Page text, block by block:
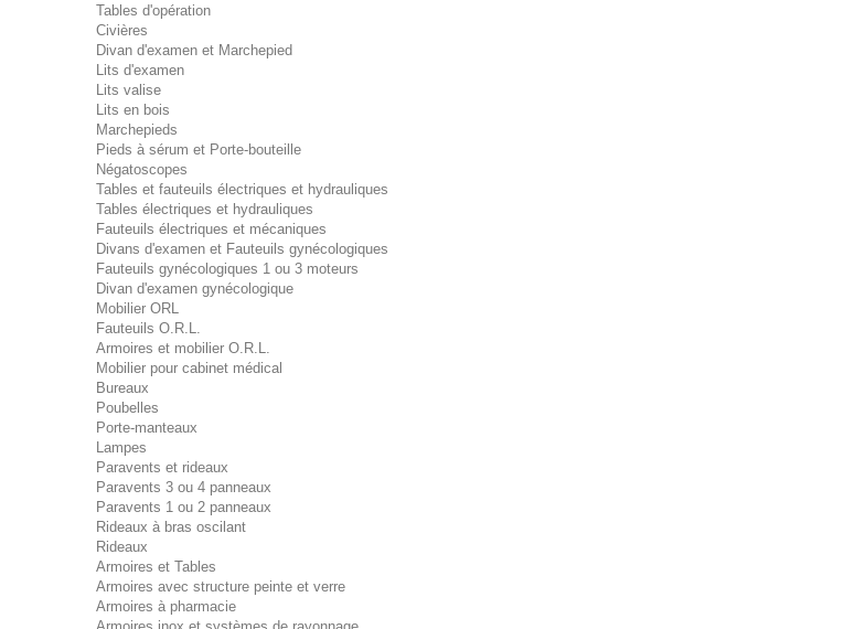
Tables d'opération
Civières
Divan d'examen et Marchepied
Lits d'examen
Lits valise
Lits en bois
Marchepieds
Pieds à sérum et Porte-bouteille
Négatoscopes
Tables et fauteuils électriques et hydrauliques
Tables électriques et hydrauliques
Fauteuils électriques et mécaniques
Divans d'examen et Fauteuils gynécologiques
Fauteuils gynécologiques 1 ou 3 moteurs
Divan d'examen gynécologique
Mobilier ORL
Fauteuils O.R.L.
Armoires et mobilier O.R.L.
Mobilier pour cabinet médical
Bureaux
Poubelles
Porte-manteaux
Lampes
Paravents et rideaux
Paravents 3 ou 4 panneaux
Paravents 1 ou 2 panneaux
Rideaux à bras oscilant
Rideaux
Armoires et Tables
Armoires avec structure peinte et verre
Armoires à pharmacie